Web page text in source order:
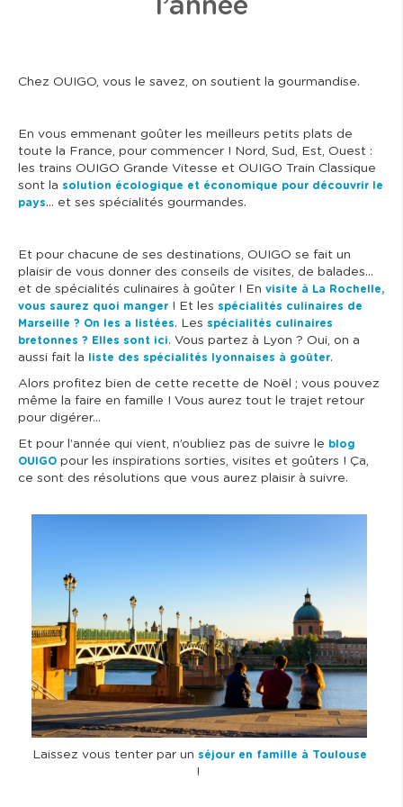
l’année
Chez OUIGO, vous le savez, on soutient la gourmandise.
En vous emmenant goûter les meilleurs petits plats de
toute la France, pour commencer ! Nord, Sud, Est, Ouest :
les trains OUIGO Grande Vitesse et OUIGO Train Classique
sont la solution écologique et économique pour découvrir le
pays… et ses spécialités gourmandes.
Et pour chacune de ses destinations, OUIGO se fait un
plaisir de vous donner des conseils de visites, de balades…
et de spécialités culinaires à goûter ! En visite à La Rochelle,
vous saurez quoi manger ! Et les spécialités culinaires de
Marseille ? On les a listées. Les spécialités culinaires
bretonnes ? Elles sont ici. Vous partez à Lyon ? Oui, on a
aussi fait la liste des spécialités lyonnaises à goûter.
Alors profitez bien de cette recette de Noël ; vous pouvez
même la faire en famille ! Vous aurez tout le trajet retour
pour digérer…
Et pour l’année qui vient, n’oubliez pas de suivre le blog
OUIGO pour les inspirations sorties, visites et goûters ! Ça,
ce sont des résolutions que vous aurez plaisir à suivre.
Laissez vous tenter par un séjour en famille à Toulouse
!